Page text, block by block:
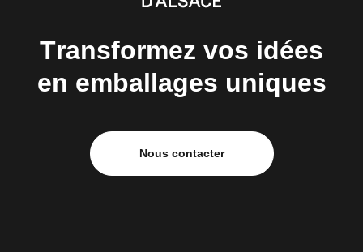
Transformez vos idées
en emballages uniques
Nous contacter